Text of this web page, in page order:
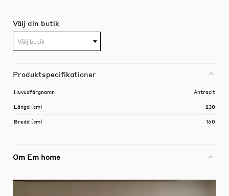
Välj din butik
Välj butik
Produktspecifikationer
Huvudfärgnamn Antracit
Längd (cm) 230
Bredd (cm) 160
Om Em home